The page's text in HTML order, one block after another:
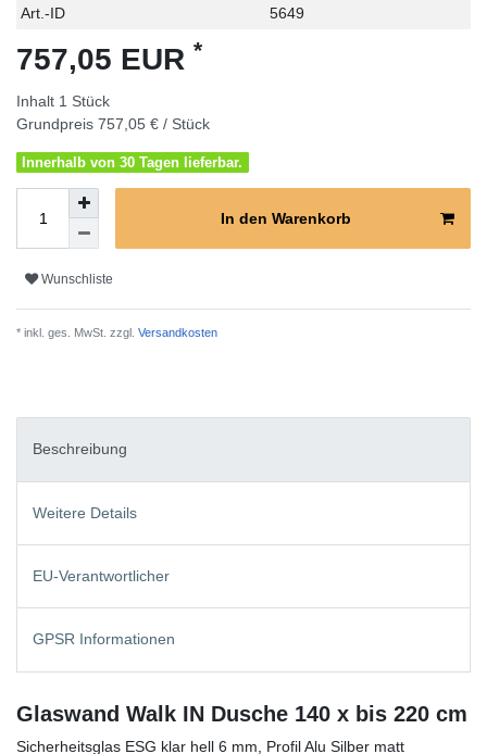
Technisches
Wert
Art.-ID 5649
757,05 EUR *
Inhalt 1 Stück
Grundpreis 757,05 € / Stück
Innerhalb von 30 Tagen lieferbar.
In den Warenkorb
Wunschliste
* inkl. ges. MwSt. zzgl. Versandkosten
Beschreibung
Weitere Details
EU-Verantwortlicher
GPSR Informationen
Glaswand Walk IN Dusche 140 x bis 220 cm
Sicherheitsglas ESG klar hell 6 mm, Profil Alu Silber matt